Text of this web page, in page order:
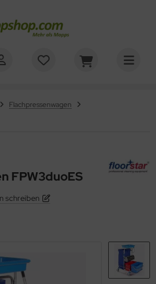
Flachpressenwagen
FPW3duoES
schreiben